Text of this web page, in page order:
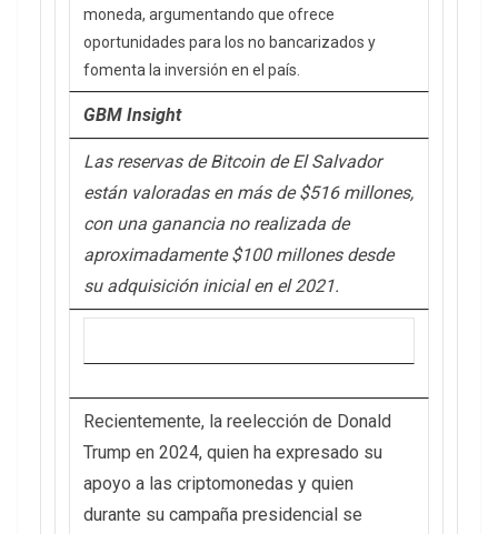
moneda, argumentando que ofrece
oportunidades para los no bancarizados y
fomenta la inversión en el país.
GBM Insight
Las reservas de Bitcoin de El Salvador
están valoradas en más de $516 millones,
con una ganancia no realizada de
aproximadamente $100 millones desde
su adquisición inicial en el 2021.
Recientemente, la reelección de Donald
Trump en 2024, quien ha expresado su
apoyo a las criptomonedas y quien
durante su campaña presidencial se